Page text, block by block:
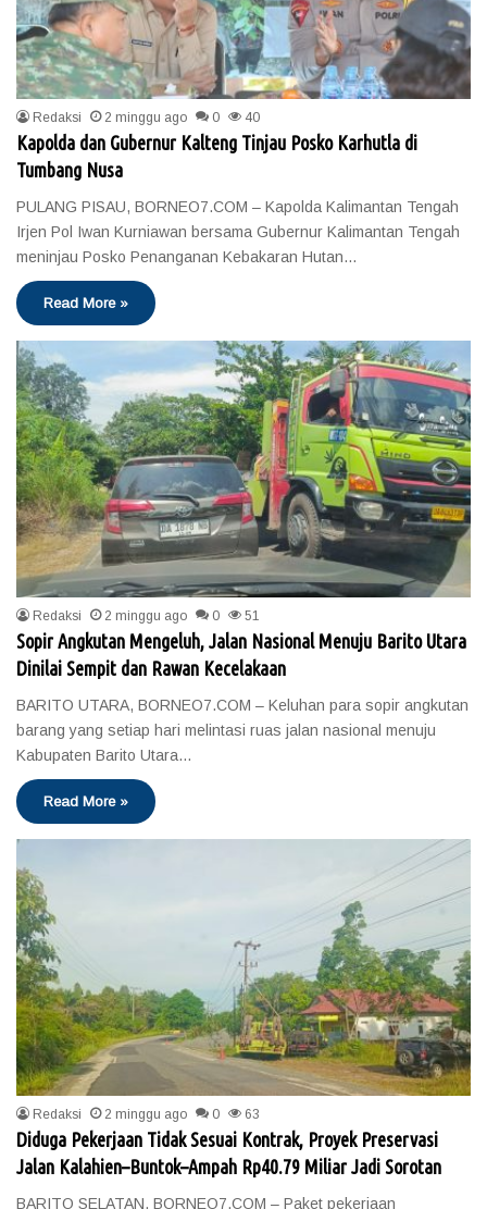
Redaksi 2 minggu ago 0 40
Kapolda dan Gubernur Kalteng Tinjau Posko Karhutla di
Tumbang Nusa
PULANG PISAU, BORNEO7.COM – Kapolda Kalimantan Tengah
Irjen Pol Iwan Kurniawan bersama Gubernur Kalimantan Tengah
meninjau Posko Penanganan Kebakaran Hutan…
Read More »
Redaksi 2 minggu ago 0 51
Sopir Angkutan Mengeluh, Jalan Nasional Menuju Barito Utara
Dinilai Sempit dan Rawan Kecelakaan
BARITO UTARA, BORNEO7.COM – Keluhan para sopir angkutan
barang yang setiap hari melintasi ruas jalan nasional menuju
Kabupaten Barito Utara…
Read More »
Redaksi 2 minggu ago 0 63
Diduga Pekerjaan Tidak Sesuai Kontrak, Proyek Preservasi
Jalan Kalahien–Buntok–Ampah Rp40.79 Miliar Jadi Sorotan
BARITO SELATAN, BORNEO7.COM – Paket pekerjaan